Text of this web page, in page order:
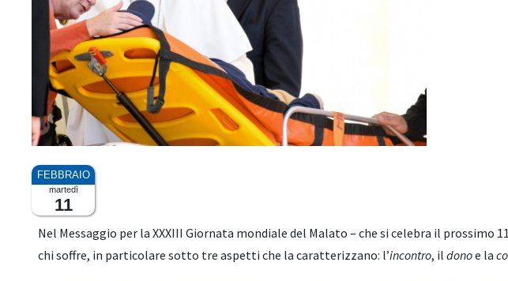
martedì
11
Nel Messaggio per la XXXIII Giornata mondiale del Malato – che si celebra il prossimo
chi soffre, in particolare sotto tre aspetti che la caratterizzano: l’incontro, ildonoe la